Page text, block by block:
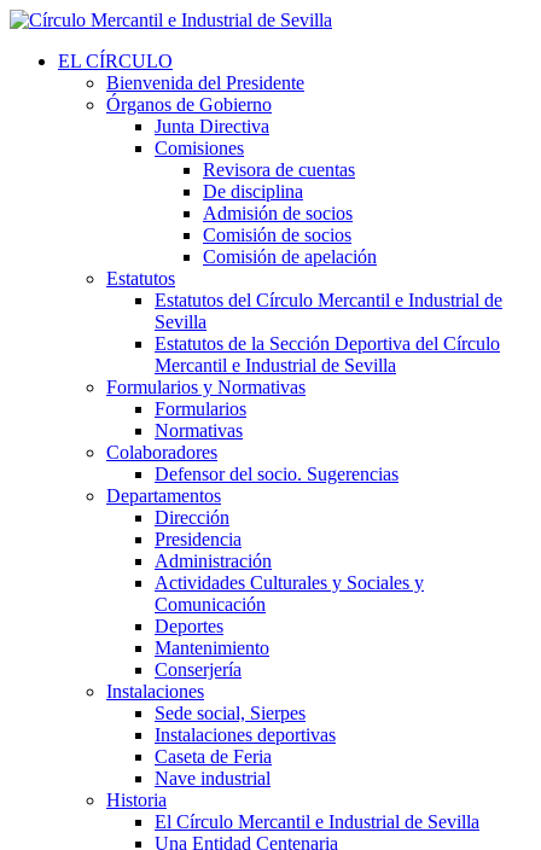
EL CÍRCULO
Bienvenida del Presidente
Órganos de Gobierno
Junta Directiva
Comisiones
Revisora de cuentas
De disciplina
Admisión de socios
Comisión de socios
Comisión de apelación
Estatutos
Estatutos del Círculo Mercantil e Industrial de
Sevilla
Estatutos de la Sección Deportiva del Círculo
Mercantil e Industrial de Sevilla
Formularios y Normativas
Formularios
Normativas
Colaboradores
Defensor del socio. Sugerencias
Departamentos
Dirección
Presidencia
Administración
Actividades Culturales y Sociales y
Comunicación
Deportes
Mantenimiento
Conserjería
Instalaciones
Sede social, Sierpes
Instalaciones deportivas
Caseta de Feria
Nave industrial
Historia
El Círculo Mercantil e Industrial de Sevilla
Una Entidad Centenaria